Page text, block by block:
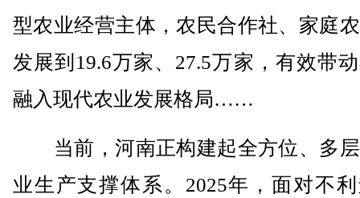
型农业经营主体，农民合作社、家庭
发展到19.6万家、27.5万家，有效带
融入现代农业发展格局……
当前，河南正构建起全方位、多
业生产支撑体系。2025年，面对不